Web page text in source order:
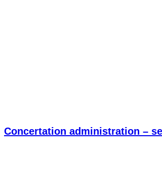
Concertation administration –